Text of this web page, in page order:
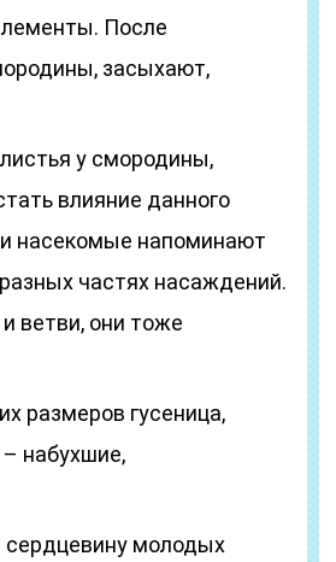
После
засыхают,
у смородины,
влияние данного
насекомые напоминают
частях насаждений.
ветви, они тоже
размеров гусеница,
набухшие,
сердцевину молодых